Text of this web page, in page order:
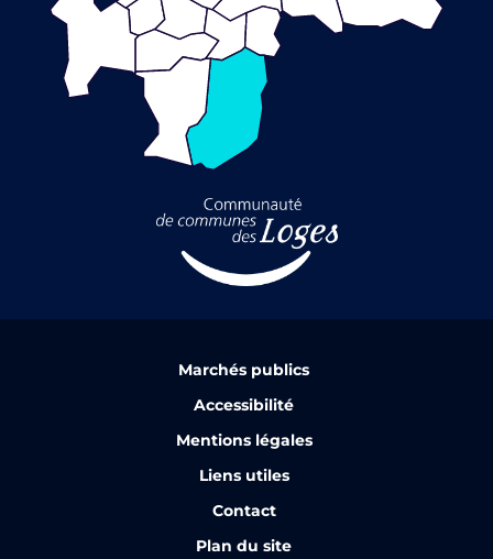
Marchés publics
Accessibilité
Mentions légales
Liens utiles
Contact
Plan du site